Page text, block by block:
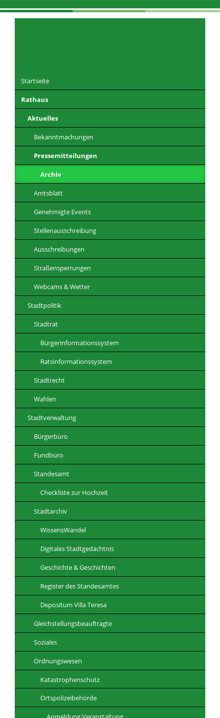
DE EN CZ PL
Startseite
Rathaus
Aktuelles
Bekanntmachungen
Pressemitteilungen
Archiv
Amtsblatt
Genehmigte Events
Stellenausschreibung
Ausschreibungen
Straßensperrungen
Webcams & Wetter
Stadtpolitik
Stadtrat
Bürgerinformationssystem
Ratsinformationssystem
Stadtrecht
Wahlen
Stadtverwaltung
Bürgerbüro
Fundbüro
Standesamt
Checkliste zur Hochzeit
Stadtarchiv
WissensWandel
Digitales Stadtgedächtnis
Geschichte & Geschichten
Register des Standesamtes
Depositum Villa Teresa
Gleichstellungsbeauftragte
Soziales
Ordnungswesen
Katastrophenschutz
Ortspolizeibehörde